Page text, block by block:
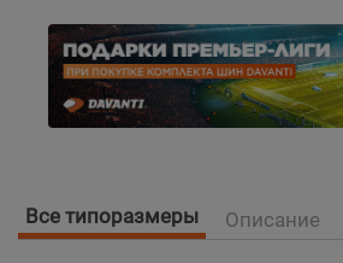
Все типоразмеры Описание